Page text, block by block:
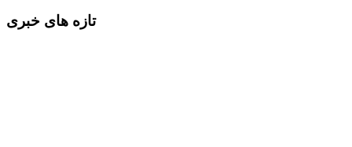
تازه های خبری